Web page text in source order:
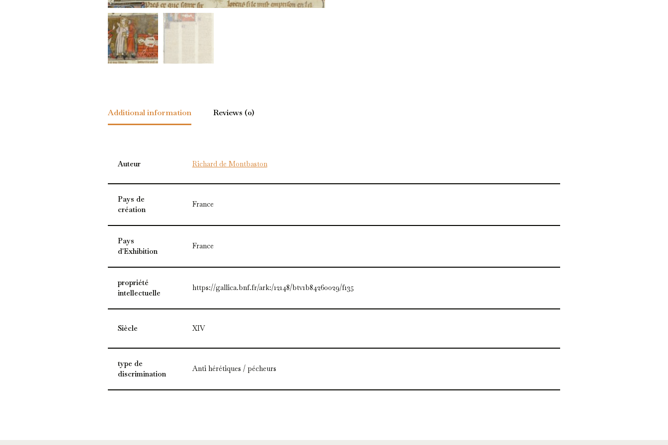
Additional information Reviews (0)
Auteur Richard de Montbaston
Pays de
création
France
Pays
d'Exhibition
France
propriété
intellectuelle
https://gallica.bnf.fr/ark:/12148/btv1b84260029/f135
Siècle XIV
type de
discrimination
Anti hérétiques / pécheurs